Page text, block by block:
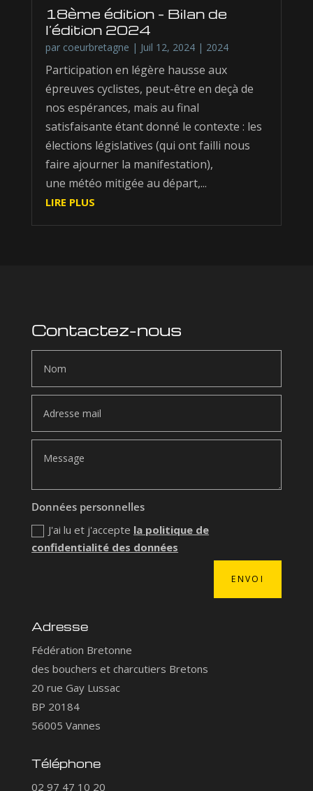
18ème édition – Bilan de
l’édition 2024
par coeurbretagne | Juil 12, 2024| 2024
Participation en légère hausse aux
épreuves cyclistes, peut-être en deçà de
nos espérances, mais au final
satisfaisante étant donné le contexte : les
élections législatives (qui ont failli nous
faire ajourner la manifestation),
une météo mitigée au départ,...
LIRE PLUS
Contactez-nous
Données personnelles
J'ai lu et j'accepte la politique de
confidentialité des données
ENVOI
Adresse
Fédération Bretonne
des bouchers et charcutiers Bretons
20 rue Gay Lussac
BP 20184
56005 Vannes
Téléphone
02 97 47 10 20